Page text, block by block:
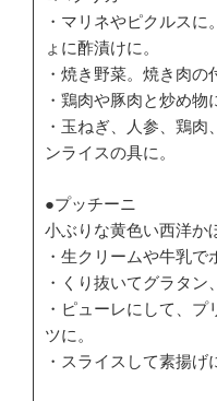
・マリネやピクルス
ょに酢漬けに。
・焼き野菜。焼き肉の
・鶏肉や豚肉と炒め物
・玉ねぎ、人参、鶏
ンライスの具に。
●プッチーニ
小ぶりな黄色い西洋か
・生クリームや牛乳で
・くり抜いてグラタン
・ピューレにして、
ツに。
・スライスして素揚げ